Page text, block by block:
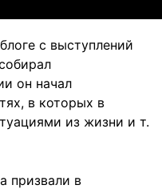
с выступлений
он начал
в которых в
из жизни и т.
призвали в